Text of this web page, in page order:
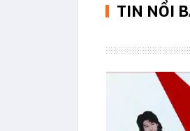
TIN NỔI